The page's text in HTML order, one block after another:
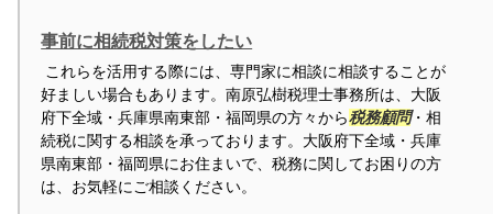
事前に相続税対策をしたい
これらを活用する際には、専門家に相談に相談することが
好ましい場合もあります。南原弘樹税理士事務所は、大阪
府下全域・兵庫県南東部・福岡県の方々から税務顧問・相
続税に関する相談を承っております。大阪府下全域・兵庫
県南東部・福岡県にお住まいで、税務に関してお困りの方
は、お気軽にご相談ください。